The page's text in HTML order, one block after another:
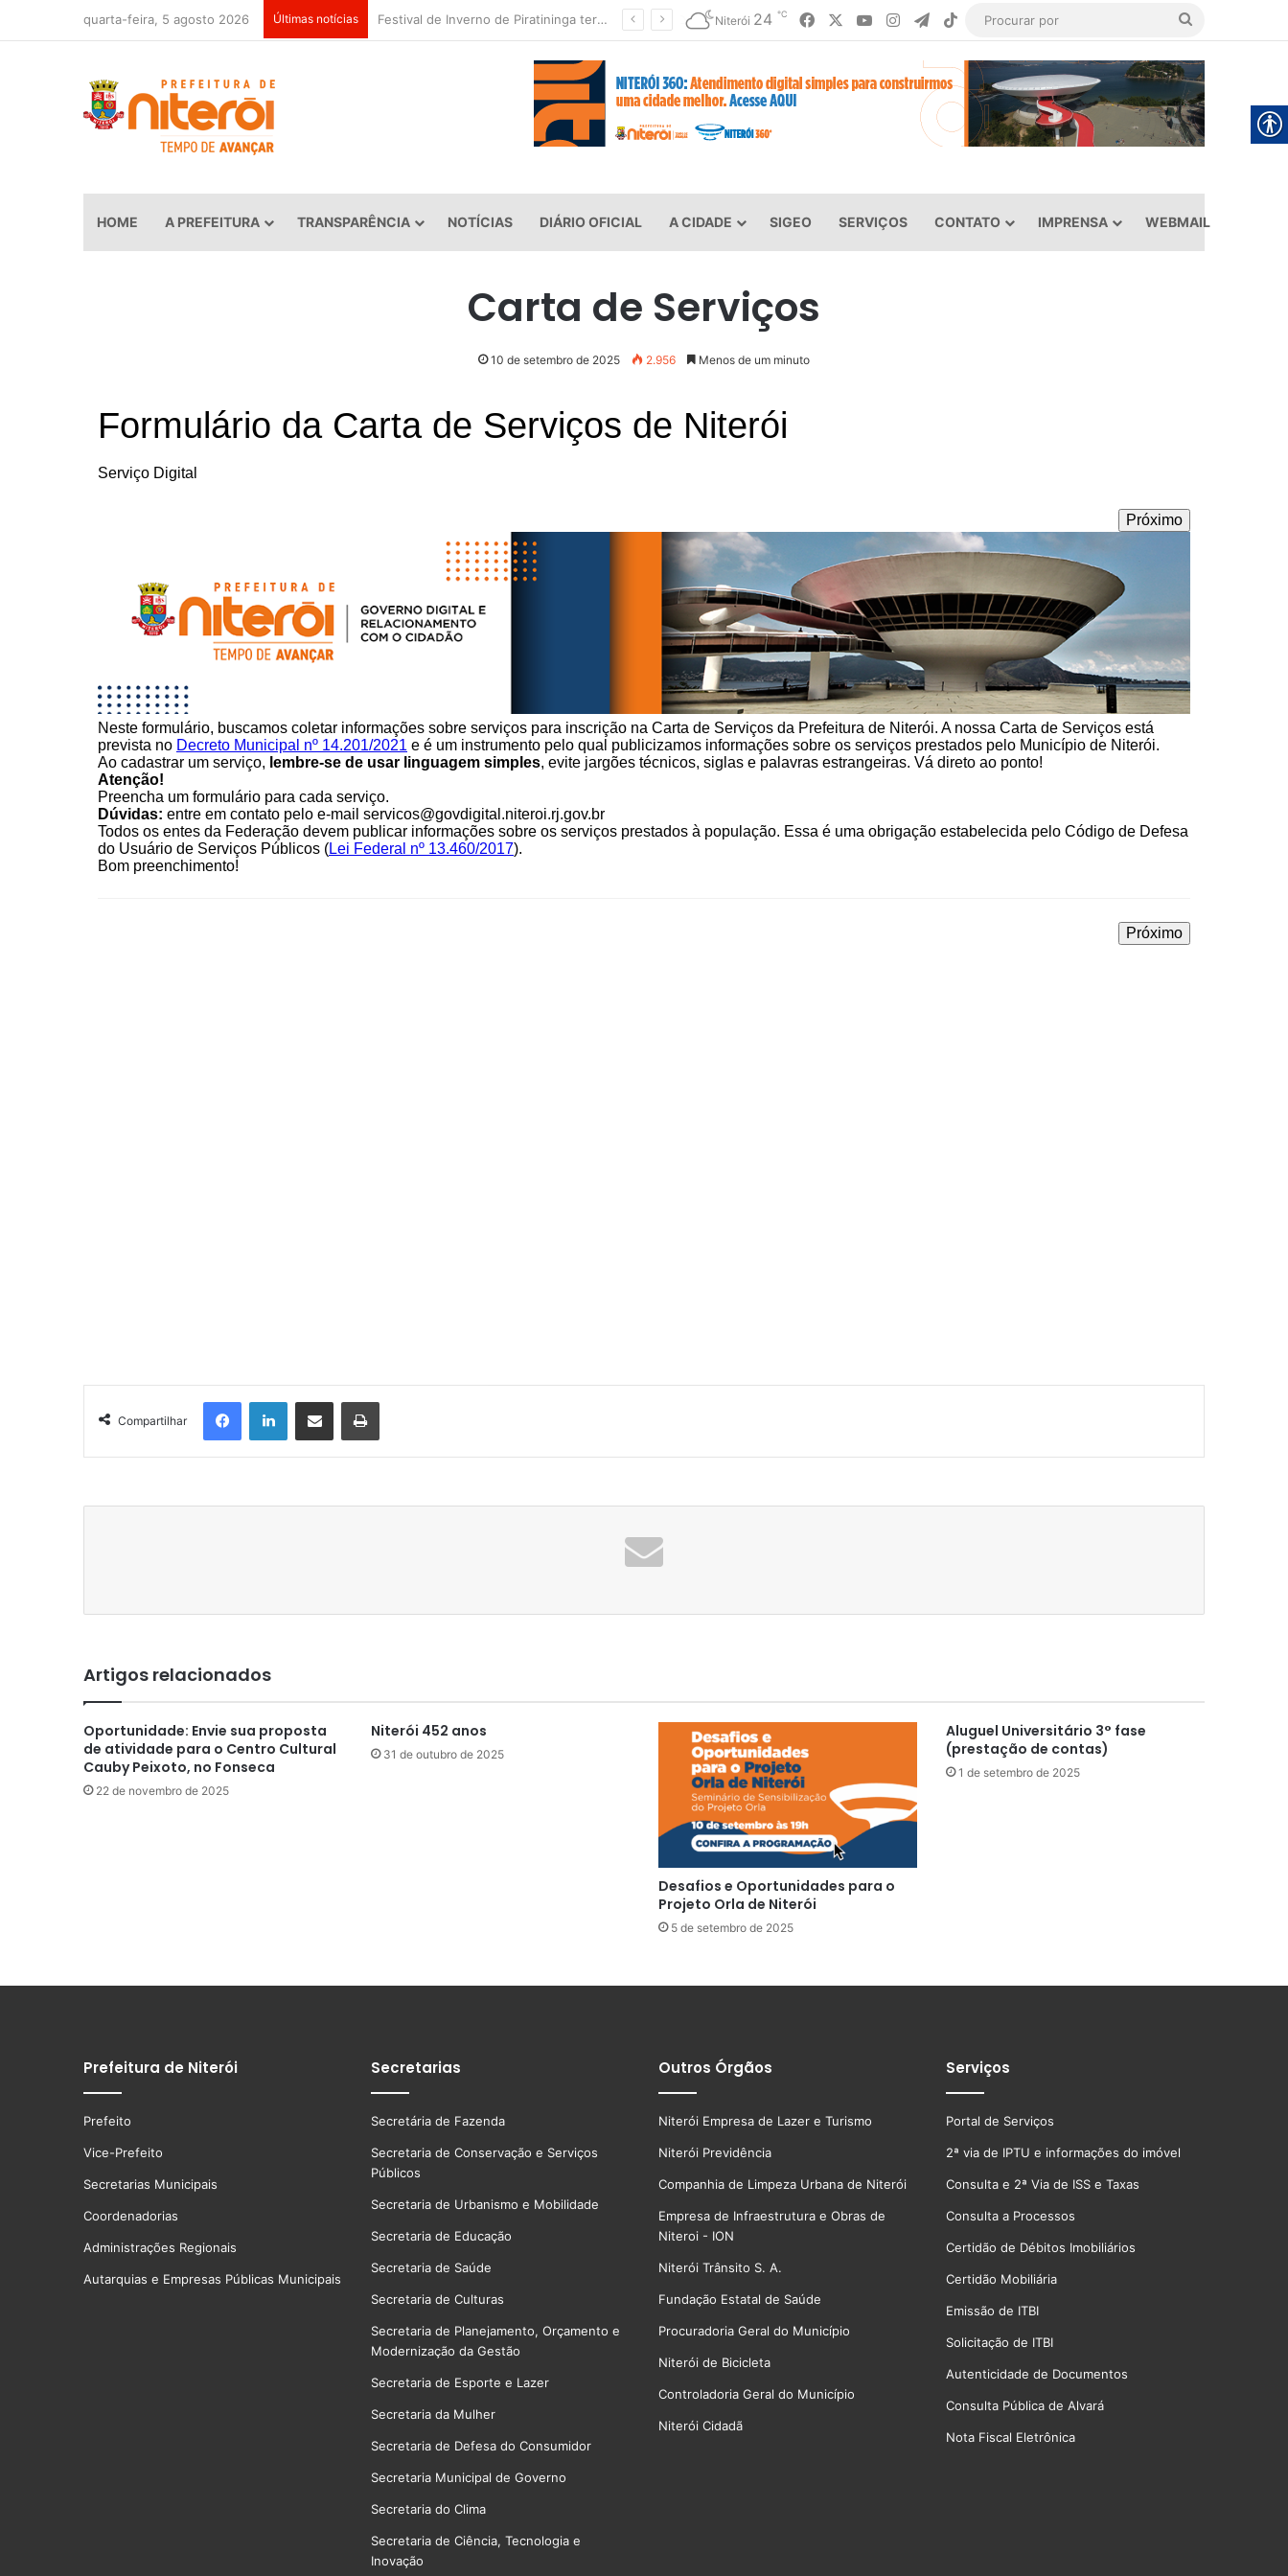
quarta-feira, 5 agosto 2026 Últimas notícias Festival de Inverno de Piratininga terá três dias de rock, gastronomia e diversão Niterói 24 ℃ FacebookYouTubeInstagramTelegram
TikTok
HOME A PREFEITURA TRANSPARÊNCIA NOTÍCIAS DIÁRIO OFICIAL A CIDADE SIGEO SERVIÇOS CONTATO IMPRENSA WEBMAIL
Carta de Serviços
10 de setembro de 2025 2.956 Menos de um minuto
Compartilhar
FacebookLinkedinCompartilhar via e-mail Imprimir
Artigos relacionados
Oportunidade: Envie sua proposta
de atividade para o Centro Cultural
Cauby Peixoto, no Fonseca
22 de novembro de 2025
Niterói 452 anos
31 de outubro de 2025
Desafios e Oportunidades para o
Projeto Orla de Niterói
5 de setembro de 2025
Aluguel Universitário 3° fase
(prestação de contas)
1 de setembro de 2025
Prefeitura de Niterói
Prefeito
Vice-Prefeito
Secretarias Municipais
Coordenadorias
Administrações Regionais
Autarquias e Empresas Públicas Municipais
Secretarias
Secretária de Fazenda
Secretaria de Conservação e Serviços
Públicos
Secretaria de Urbanismo e Mobilidade
Secretaria de Educação
Secretaria de Saúde
Secretaria de Culturas
Secretaria de Planejamento, Orçamento e
Modernização da Gestão
Secretaria de Esporte e Lazer
Secretaria da Mulher
Secretaria de Defesa do Consumidor
Secretaria Municipal de Governo
Secretaria do Clima
Secretaria de Ciência, Tecnologia e
Inovação
Outros Órgãos
Niterói Empresa de Lazer e Turismo
Niterói Previdência
Companhia de Limpeza Urbana de Niterói
Empresa de Infraestrutura e Obras de
Niteroi - ION
Niterói Trânsito S. A.
Fundação Estatal de Saúde
Procuradoria Geral do Município
Niterói de Bicicleta
Controladoria Geral do Município
Niterói Cidadã
Serviços
Portal de Serviços
2ª via de IPTU e informações do imóvel
Consulta e 2ª Via de ISS e Taxas
Consulta a Processos
Certidão de Débitos Imobiliários
Certidão Mobiliária
Emissão de ITBI
Solicitação de ITBI
Autenticidade de Documentos
Consulta Pública de Alvará
Nota Fiscal Eletrônica